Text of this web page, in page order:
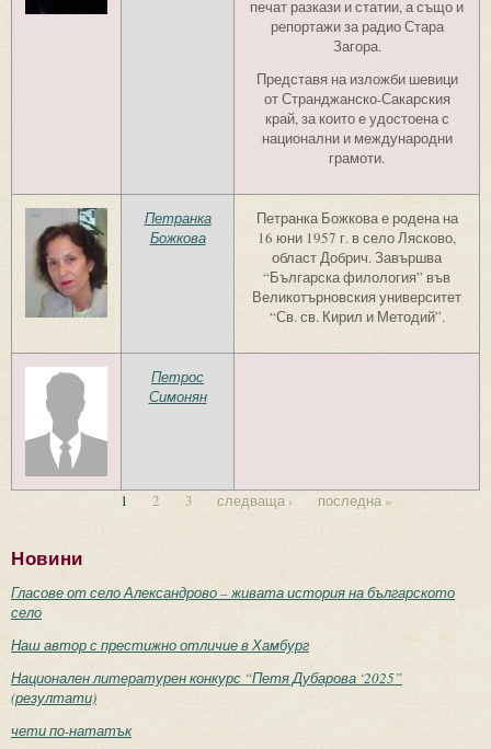
печат разкази и статии, а също и
репортажи за радио Стара
Загора.
Представя на изложби шевици
от Странджанско-Сакарския
край, за които е удостоена с
национални и международни
грамоти.
Петранка
Божкова
Петранка Божкова е родена на
16 юни 1957 г. в село Лясково,
област Добрич. Завършва
“Българска филология” във
Великотърновския университет
“Св. св. Кирил и Методий”.
Петрос
Симонян
1 2 3 следваща › последна »
Новини
Гласове от село Александрово – живата история на българското
село
Наш автор с престижно отличие в Хамбург
Национален литературен конкурс “Петя Дубарова ‘2025”
(резултати)
чети по-нататък